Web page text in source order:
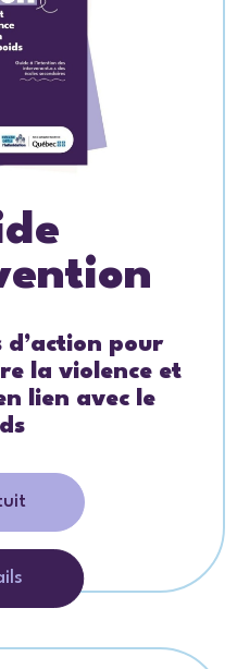
d’action pour
la violence et
lien avec le